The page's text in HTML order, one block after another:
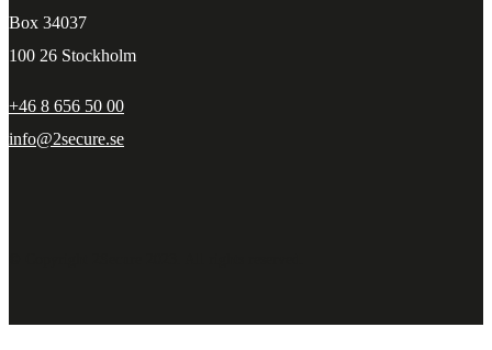
Box 34037
100 26 Stockholm
+46 8 656 50 00
info@2secure.se